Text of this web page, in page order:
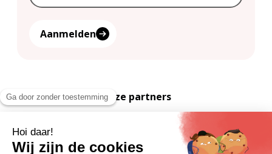
Aanmelden
Onze partners